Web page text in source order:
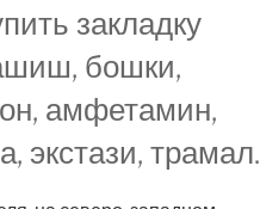
закладку
бошки,
амфетамин,
экстази, трамал.